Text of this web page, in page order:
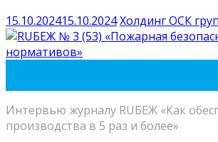
15.10.202415.10.2024Холдинг ОСК
Интервью журналу RUБЕЖ «Как
производства в 5 раз и более»